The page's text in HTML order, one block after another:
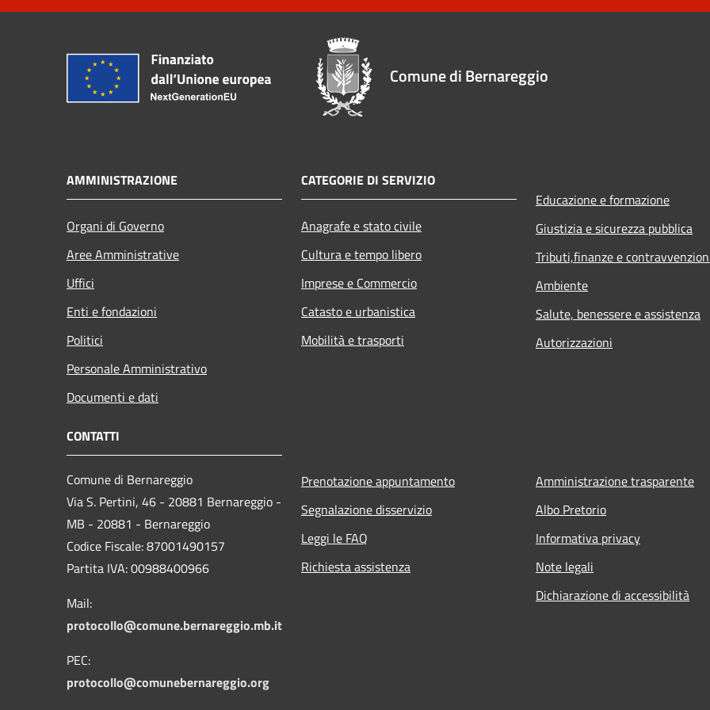
Comune di Bernareggio
AMMINISTRAZIONE
Organi di Governo
Aree Amministrative
Uffici
Enti e fondazioni
Politici
Personale Amministrativo
Documenti e dati
CATEGORIE DI SERVIZIO
Anagrafe e stato civile
Cultura e tempo libero
Imprese e Commercio
Catasto e urbanistica
Mobilità e trasporti
Educazione e formazione
Giustizia e sicurezza pubblica
Tributi,finanze e
Ambiente
Salute, benessere e assistenza
Autorizzazioni
CONTATTI
Comune di Bernareggio
Via S. Pertini, 46 - 20881 Bernareggio -
MB - 20881 - Bernareggio
Codice Fiscale: 87001490157
Partita IVA: 00988400966
Mail:
protocollo@comune.bernareggio.mb.it
PEC:
protocollo@comunebernareggio.org
Prenotazione appuntamento
Segnalazione disservizio
Leggi le FAQ
Richiesta assistenza
Amministrazione trasparente
Albo Pretorio
Informativa privacy
Note legali
Dichiarazione di accessibilità